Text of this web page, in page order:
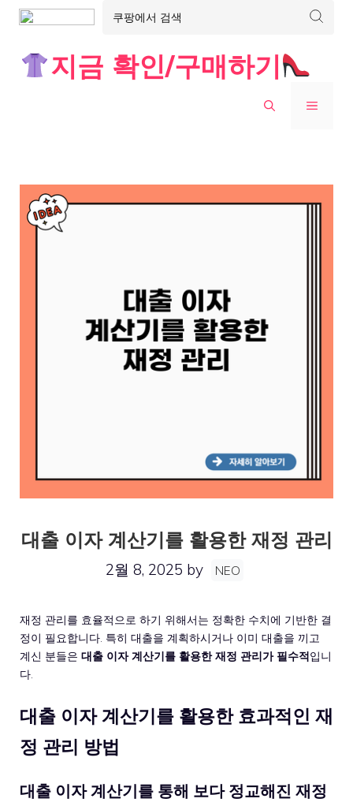
지금 확인/구매하기
MENU
대출 이자 계산기를 활용한 재정 관리
2월 8, 2025 by NEO
재정 관리를 효율적으로 하기 위해서는 정확한 수치에 기반한 결
정이 필요합니다. 특히 대출을 계획하시거나 이미 대출을 끼고
계신 분들은 대출 이자 계산기를 활용한 재정 관리가 필수적입니
다.
대출 이자 계산기를 활용한 효과적인 재
정 관리 방법
대출 이자 계산기를 통해 보다 정교해진 재정